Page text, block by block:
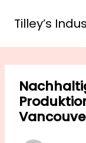
InhaltTilley’s